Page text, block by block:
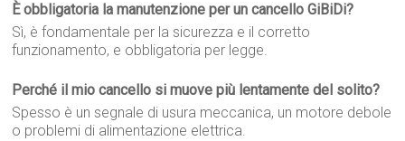
È obbligatoria la manutenzione per un cancello GiBiDi?
Sì, è fondamentale per la sicurezza e il corretto
funzionamento, e obbligatoria per legge.
Perché il mio cancello si muove più lentamente del solito?
Spesso è un segnale di usura meccanica, un motore debole
o problemi di alimentazione elettrica.